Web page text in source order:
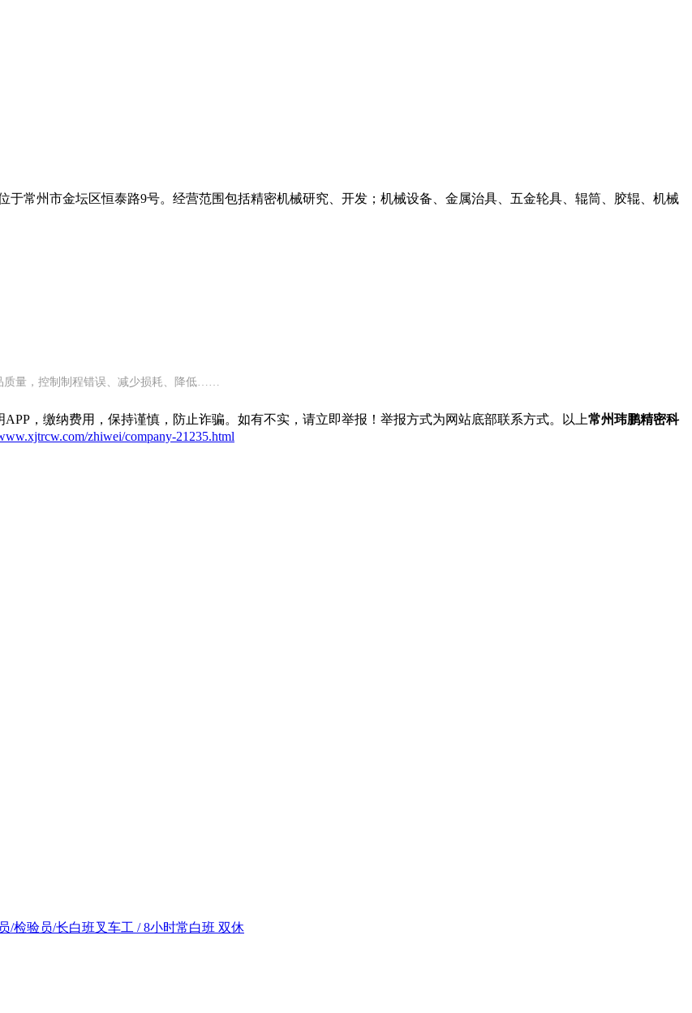
于常州市金坛区恒泰路9号。经营范围包括精密机械研究、开发；机械设备、金属治具、五金轮具、辊筒、胶辊、机械
质量，控制制程错误、减少损耗、降低……
APP，缴纳费用，保持谨慎，防止诈骗。如有不实，请立即举报！举报方式为网站底部联系方式。以上常州玮鹏精密科
zhiwei/company-21235.html
/检验员/长白班叉车工 / 8小时常白班 双休